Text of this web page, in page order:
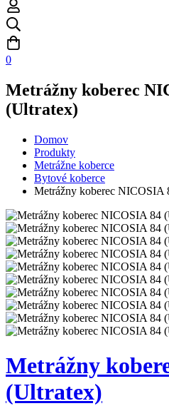
0
Metrážny koberec
(Ultratex)
Domov
Produkty
Metrážne koberce
Bytové koberce
Metrážny koberec NICOSIA
Metrážny
(Ultratex)